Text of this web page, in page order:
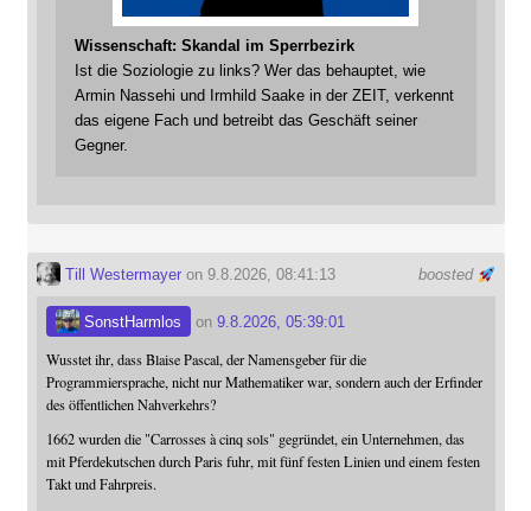
Wissenschaft: Skandal im Sperrbezirk
Ist die Soziologie zu links? Wer das behauptet, wie
Armin Nassehi und Irmhild Saake in der ZEIT, verkennt
das eigene Fach und betreibt das Geschäft seiner
Gegner.
boosted
Till Westermayeron 9.8.2026, 08:41:13
SonstHarmlos on 9.8.2026, 05:39:01
Wusstet ihr, dass Blaise Pascal, der Namensgeber für die
Programmiersprache, nicht nur Mathematiker war, sondern auch der Erfinder
des öffentlichen Nahverkehrs?
1662 wurden die "Carrosses à cinq sols" gegründet, ein Unternehmen, das
mit Pferdekutschen durch Paris fuhr, mit fünf festen Linien und einem festen
Takt und Fahrpreis.